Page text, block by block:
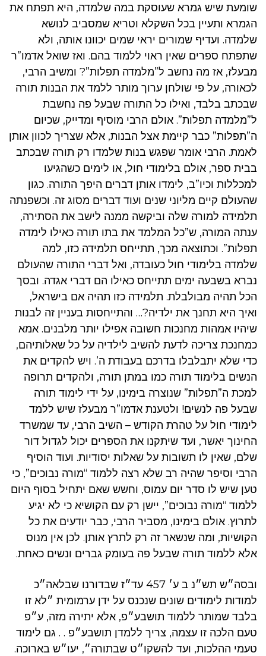
שומעת שיש גמרא שעוסקת במה שלמדה, היא תפתח את
הגמרא ותעיין בכל השקלא וטריא שמסביב לנושא
שלמדה. ועדיף שמורים יראי שמים יכוונו אותה, ולא
שתפתח ספרים שאין ראוי ללמוד בהם. ואז שואל אדמו”ר
מבעלז, אז מה נחשב ל”מלמדה תפלות”? ומשיב הרבי,
לכאורה, על פי שולחן ערוך מותר ללמד את הבנות תורה
שבכתב בלבד, ואילו כל התורה שבעל פה נחשבת
ל”מלמדה תפלות”. אולם הרבי מוסיף ומדייק, שכיום
ה”תפלות” כבר קיימת אצל הבנות, אלא שצריך לכוון אותן
לאמת. הרבי אומר שפגש בנות שלמדו רק תורה שבכתב
בבית ספר, אולם בלימודי חול, או לימים כשהגיעו
למכללות וכיו”ב, לימדו אותן דברים היפך התורה. כגון
שהעולם קיים מליוני שנים ועוד דברים מסוג זה. וכשפנתה
תלמידה למורה שלה וביקשה ממנה לישב את הסתירה,
ענתה המורה, ש”כל המלמד את בתו תורה כאילו לימדה
תפלות”. וכתוצאה מכך, תתייחס תלמידה כזו, למה
שלמדה בלימודי חול כעובדה, ואל דברי התורה שהעולם
נברא בשבעה ימים תתייחס כאילו הם דברי אגדה. ובסך
הכל תהיה מבולבלת. תלמידה כזו תהיה אם בישראל,
ואיך היא תחנך את ילדיה?… והתייחסות בעניין זה לבנות
שיהיו אמהות מחנכות חשובה אפילו יותר מלבנים. אמא
כמחנכת צריכה לדעת להשיב לילדיה על כל שאלותיהם,
כדי שלא יתבלבלו בדרכם בעבודת ה’. ויש להקדים את
הנשים בלימוד תורה כמו במתן תורה, ולהקדים תרופה
למכת ה”תפלות” שנוצרה בימינו, על ידי לימוד תורה
שבעל פה לנשים! ולטענת אדמו”ר מבעלז שיש ללמד
לימודי חול על טהרת הקודש – השיב הרבי, עד שמשרד
החינוך יאשר, ועד שיתקנו את הספרים יכול לגדול דור
שלם, שאין לו תשובות על שאלות יסודיות. ועוד הוסיף
הרבי וסיפר שהיה רב שלא רצה ללמוד “מורה נבוכים”, כי
טען שיש לו סדר יום עמוס, וחשש שאם יתחיל בסוף היום
ללמוד “מורה נבוכים”, יישן רק עם הקושיא כי לא יגיע
לתרוץ. אולם בימינו, מסביר הרבי, כבר יודעים את כל
הקושיות, ומה שנשאר זה רק לתרץ אותן. לכן אין מנוס
אלא ללמוד תורה שבעל פה בעומק גברים ונשים כאחת.
ובסה״ש תש״נ ב ע׳ 457 עד״ז שבדורנו שבלאה״כ
למודות לימודים שונים שנכנס על ידן ערמומית ״לא זו
בלבד שמותר ללמוד תושבע״פ, אלא יתירה מזה, ע״פ
טעם הלכה זו עצמה, צריך ללמדן תושבע״פ . . גם לימוד
טעמי ההלכות, ועד להשקו״ט שבתורה״, יעו״ש בארוכה.